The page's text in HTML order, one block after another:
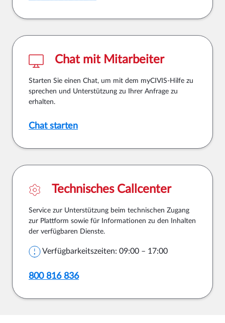
Chat mit Mitarbeiter
Starten Sie einen Chat, um mit dem myCIVIS-Hilfe zu
sprechen und Unterstützung zu Ihrer Anfrage zu
erhalten.
Chat starten
Technisches Callcenter
Service zur Unterstützung beim technischen Zugang
zur Plattform sowie für Informationen zu den Inhalten
der verfügbaren Dienste.
Verfügbarkeitszeiten: 09:00 – 17:00
800 816 836